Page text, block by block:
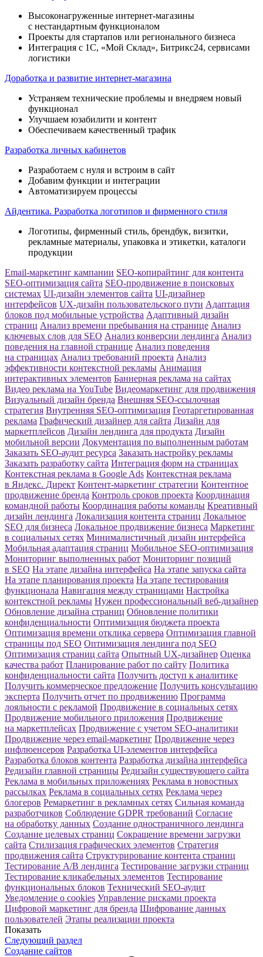
Высоконагруженные интернет-магазины
с нестандартным функционалом
Проекты для стартапов или регионального бизнеса
Интеграция с 1С, «Мой Склад», Битрикс24, сервисами
логистики
Доработка и развитие интернет-магазина
Устраняем технические проблемы и внедряем новый
функционал
Улучшаем юзабилити и контент
Обеспечиваем качественный трафик
Разработка личных кабинетов
Разработаем с нуля и встроим в сайт
Добавим функции и интеграции
Автоматизируем процессы
Айдентика. Разработка логотипов и фирменного стиля
Логотипы, фирменный стиль, брендбук, визитки,
рекламные материалы, упаковка и этикетки, каталоги
продукции
Email-маркетинг кампании SEO-копирайтинг для контента
SEO-оптимизация сайта SEO-продвижение в поисковых
системах UI-дизайн элементов сайта UI-дизайнер
интерфейсов UX-дизайн пользовательского пути Адаптация
блоков под мобильные устройства Адаптивный дизайн
страниц Анализ времени пребывания на странице Анализ
ключевых слов для SEO Анализ конверсии лендинга Анализ
поведения на главной странице Анализ поведения
на страницах Анализ требований проекта Анализ
эффективности контекстной рекламы Анимация
интерактивных элементов Баннерная реклама на сайтах
Видео реклама на YouTube Видеомаркетинг для продвижения
Визуальный дизайн бренда Внешняя SEO-ссылочная
стратегия Внутренняя SEO-оптимизация Геотаргетированная
реклама Графический дизайнер для сайта Дизайн для
маркетплейсов Дизайн лендинга для продукта Дизайн
мобильной версии Документация по выполненным работам
Заказать SEO-аудит ресурса Заказать настройку рекламы
Заказать разработку сайта Интеграция форм на страницах
Контекстная реклама в Google Ads Контекстная реклама
в Яндекс. Директ Контент-маркетинг стратегии Контентное
продвижение бренда Контроль сроков проекта Координация
командной работы Координация работы команды Креативный
дизайн лендинга Локализация контента страниц Локальное
SEO для бизнеса Локальное продвижение бизнеса Маркетинг
в социальных сетях Минималистичный дизайн интерфейса
Мобильная адаптация страниц Мобильное SEO-оптимизация
Мониторинг выполненных работ Мониторинг позиций
в SEO На этапе дизайна интерфейса На этапе запуска сайта
На этапе планирования проекта На этапе тестирования
функционала Навигация между страницами Настройка
контекстной рекламы Нужен профессиональный веб-дизайнер
Обновление дизайна страниц Обновление политики
конфиденциальности Оптимизация бюджета проекта
Оптимизация времени отклика сервера Оптимизация главной
страницы под SEO Оптимизация лендинга под SEO
Оптимизация страниц сайта Опытный UX-дизайнер Оценка
качества работ Планирование работ по сайту Политика
конфиденциальности сайта Получить доступ к аналитике
Получить коммерческое предложение Получить консультацию
эксперта Получить отчет по продвижению Программа
лояльности с рекламой Продвижение в социальных сетях
Продвижение мобильного приложения Продвижение
на маркетплейсах Продвижение с учетом SEO-аналитики
Продвижение через email-маркетинг Продвижение через
инфлюенсеров Разработка UI-элементов интерфейса
Разработка блоков контента Разработка дизайна интерфейса
Редизайн главной страницы Редизайн существующего сайта
Реклама в мобильных приложениях Реклама в новостных
рассылках Реклама в социальных сетях Реклама через
блогеров Ремаркетинг в рекламных сетях Сильная команда
разработчиков Соблюдение GDPR требований Согласие
на обработку данных Создание одностраничного лендинга
Создание целевых страниц Сокращение времени загрузки
сайта Стилизация графических элементов Стратегия
продвижения сайта Структурирование контента страниц
Тестирование A/B лендинга Тестирование загрузки страниц
Тестирование кликабельных элементов Тестирование
функциональных блоков Технический SEO-аудит
Уведомление о cookies Управление рисками проекта
Цифровой маркетинг для бренда Шифрование данных
пользователей Этапы реализации проекта
Показать
Следующий раздел
Создание сайтов